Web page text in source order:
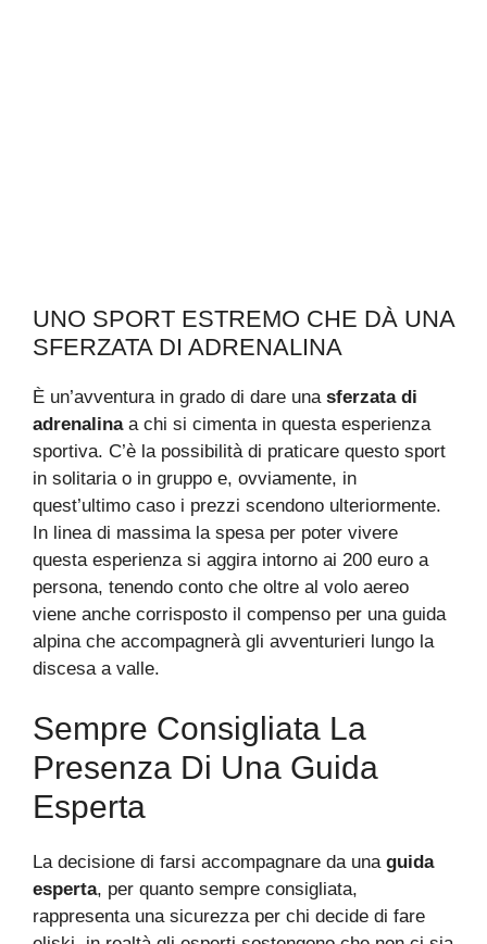
UNO SPORT ESTREMO CHE DÀ UNA
SFERZATA DI ADRENALINA
È un’avventura in grado di dare una sferzata di
adrenalinaa chi si cimenta in questa esperienza
sportiva. C’è la possibilità di praticare questo sport
in solitaria o in gruppo e, ovviamente, in
quest’ultimo caso i prezzi scendono ulteriormente.
In linea di massima la spesa per poter vivere
questa esperienza si aggira intorno ai 200 euro a
persona, tenendo conto che oltre al volo aereo
viene anche corrisposto il compenso per una guida
alpina che accompagnerà gli avventurieri lungo la
discesa a valle.
Sempre Consigliata La
Presenza Di Una Guida
Esperta
La decisione di farsi accompagnare da unaguida
esperta, per quanto sempre consigliata,
rappresenta una sicurezza per chi decide di fare